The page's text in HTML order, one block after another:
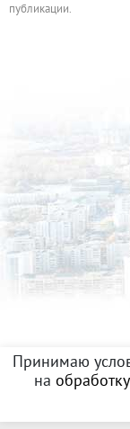
публикации.
Принимаю
на